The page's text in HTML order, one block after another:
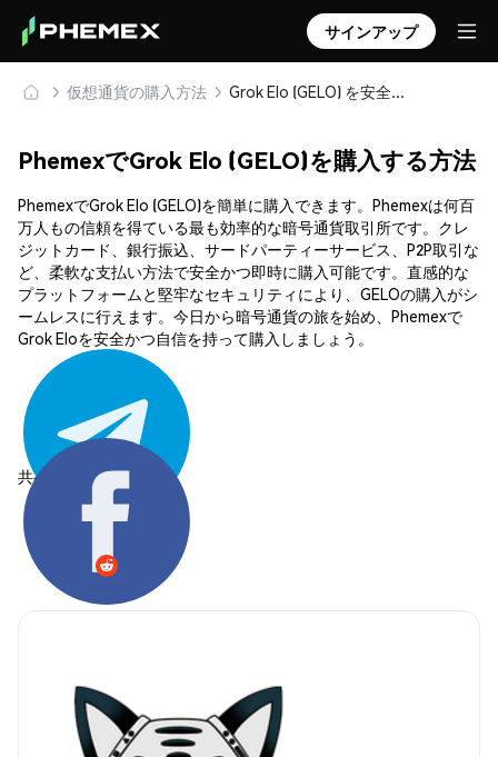
サインアップ
仮想通貨の購入方法 Grok Elo (GELO) を安全に購入・保管
PhemexでGrok Elo (GELO)を購入する方法
PhemexでGrok Elo (GELO)を簡単に購入できます。Phemexは何百
万人もの信頼を得ている最も効率的な暗号通貨取引所です。クレ
ジットカード、銀行振込、サードパーティーサービス、P2P取引な
ど、柔軟な支払い方法で安全かつ即時に購入可能です。直感的な
プラットフォームと堅牢なセキュリティにより、GELOの購入がシ
ームレスに行えます。今日から暗号通貨の旅を始め、Phemexで
Grok Eloを安全かつ自信を持って購入しましょう。
共有する: